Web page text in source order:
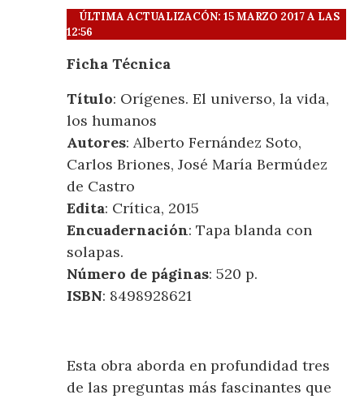
ÚLTIMA ACTUALIZACÓN: 15 MARZO 2017 A LAS
12:56
Ficha Técnica
Título: Orígenes. El universo, la vida,
los humanos
Autores: Alberto Fernández Soto,
Carlos Briones, José María Bermúdez
de Castro
Edita: Crítica, 2015
Encuadernación: Tapa blanda con
solapas.
Número de páginas: 520 p.
ISBN: 8498928621
Esta obra aborda en profundidad tres
de las preguntas más fascinantes que